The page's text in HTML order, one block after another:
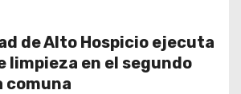
de Alto Hospicio ejecuta
limpieza en el segundo
comuna